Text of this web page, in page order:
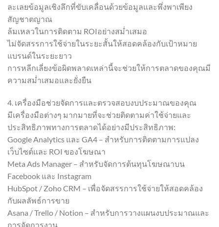
ละเลยข้อมูลเชิงลึกที่ขับเคลื่อนด้วยข้อมูลและพึ่งพาเพียง
สัญชาตญาณ
ล้มเหลวในการติดตาม ROIอย่างสม่ำเสมอ
ไม่จัดสรรการใช้จ่ายในระยะสั้นให้สอดคล้องกับเป้าหมาย
แบรนด์ในระยะยาว
การหลีกเลี่ยงข้อผิดพลาดเหล่านี้จะช่วยให้การตลาดของคุณมี
ความสม่ำเสมอและยั่งยืน
4. เครื่องมือช่วยจัดการและตรวจสอบงบประมาณของคุณ
มีเครื่องมือต่างๆ มากมายที่จะช่วยติดตามค่าใช้จ่ายและ
ประสิทธิภาพทางการตลาดได้อย่างมีประสิทธิภาพ:
Google Analytics และ GA4 – สำหรับการติดตามการแปลง
เว็บไซต์และ ROI ของโฆษณา
Meta Ads Manager – สำหรับจัดการต้นทุนโฆษณาบน
Facebook และ Instagram
HubSpot / Zoho CRM – เพื่อจัดสรรการใช้จ่ายให้สอดคล้อง
กับผลลัพธ์การขาย
Asana / Trello / Notion – สำหรับการวางแผนงบประมาณและ
การจัดการงาน